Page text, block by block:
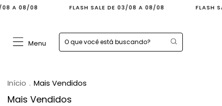
08/08 FLASH SALE DE 03/08 A 08/08 FLASH
Menu
Início . Mais Vendidos
Mais Vendidos